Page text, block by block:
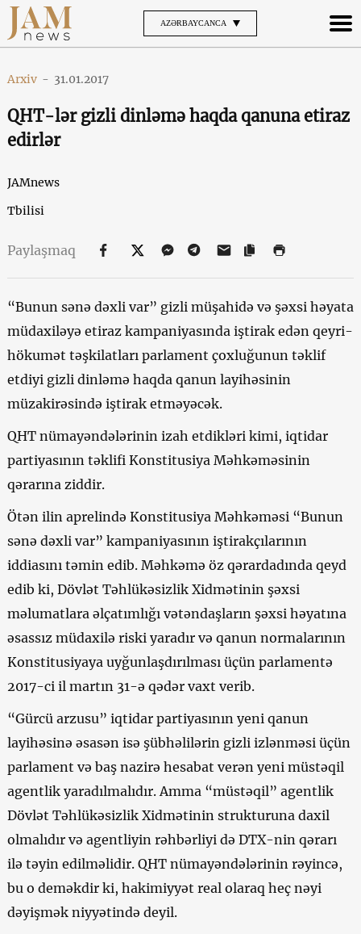
AZƏRBAYCANCA
Arxiv - 31.01.2017
QHT-lər gizli dinləmə haqda qanuna etiraz
edirlər
JAMnews
Tbilisi
Paylaşmaq
“Bunun sənə dəxli var” gizli müşahidə və şəxsi həyata
müdaxiləyə etiraz kampaniyasında iştirak edən qeyri-
hökumət təşkilatları parlament çoxluğunun təklif
etdiyi gizli dinləmə haqda qanun layihəsinin
müzakirəsində iştirak etməyəcək.
QHT nümayəndələrinin izah etdikləri kimi, iqtidar
partiyasının təklifi Konstitusiya Məhkəməsinin
qərarına ziddir.
Ötən ilin aprelində Konstitusiya Məhkəməsi “Bunun
sənə dəxli var” kampaniyasının iştirakçılarının
iddiasını təmin edib. Məhkəmə öz qərardadında qeyd
edib ki, Dövlət Təhlükəsizlik Xidmətinin şəxsi
məlumatlara əlçatımlığı vətəndaşların şəxsi həyatına
əsassız müdaxilə riski yaradır və qanun normalarının
Konstitusiyaya uyğunlaşdırılması üçün parlamentə
2017-ci il martın 31-ə qədər vaxt verib.
“Gürcü arzusu” iqtidar partiyasının yeni qanun
layihəsinə əsasən isə şübhəlilərin gizli izlənməsi üçün
parlament və baş nazirə hesabat verən yeni müstəqil
agentlik yaradılmalıdır. Amma “müstəqil” agentlik
Dövlət Təhlükəsizlik Xidmətinin strukturuna daxil
olmalıdır və agentliyin rəhbərliyi də DTX-nin qərarı
ilə təyin edilməlidir. QHT nümayəndələrinin rəyincə,
bu o deməkdir ki, hakimiyyət real olaraq heç nəyi
dəyişmək niyyətində deyil.